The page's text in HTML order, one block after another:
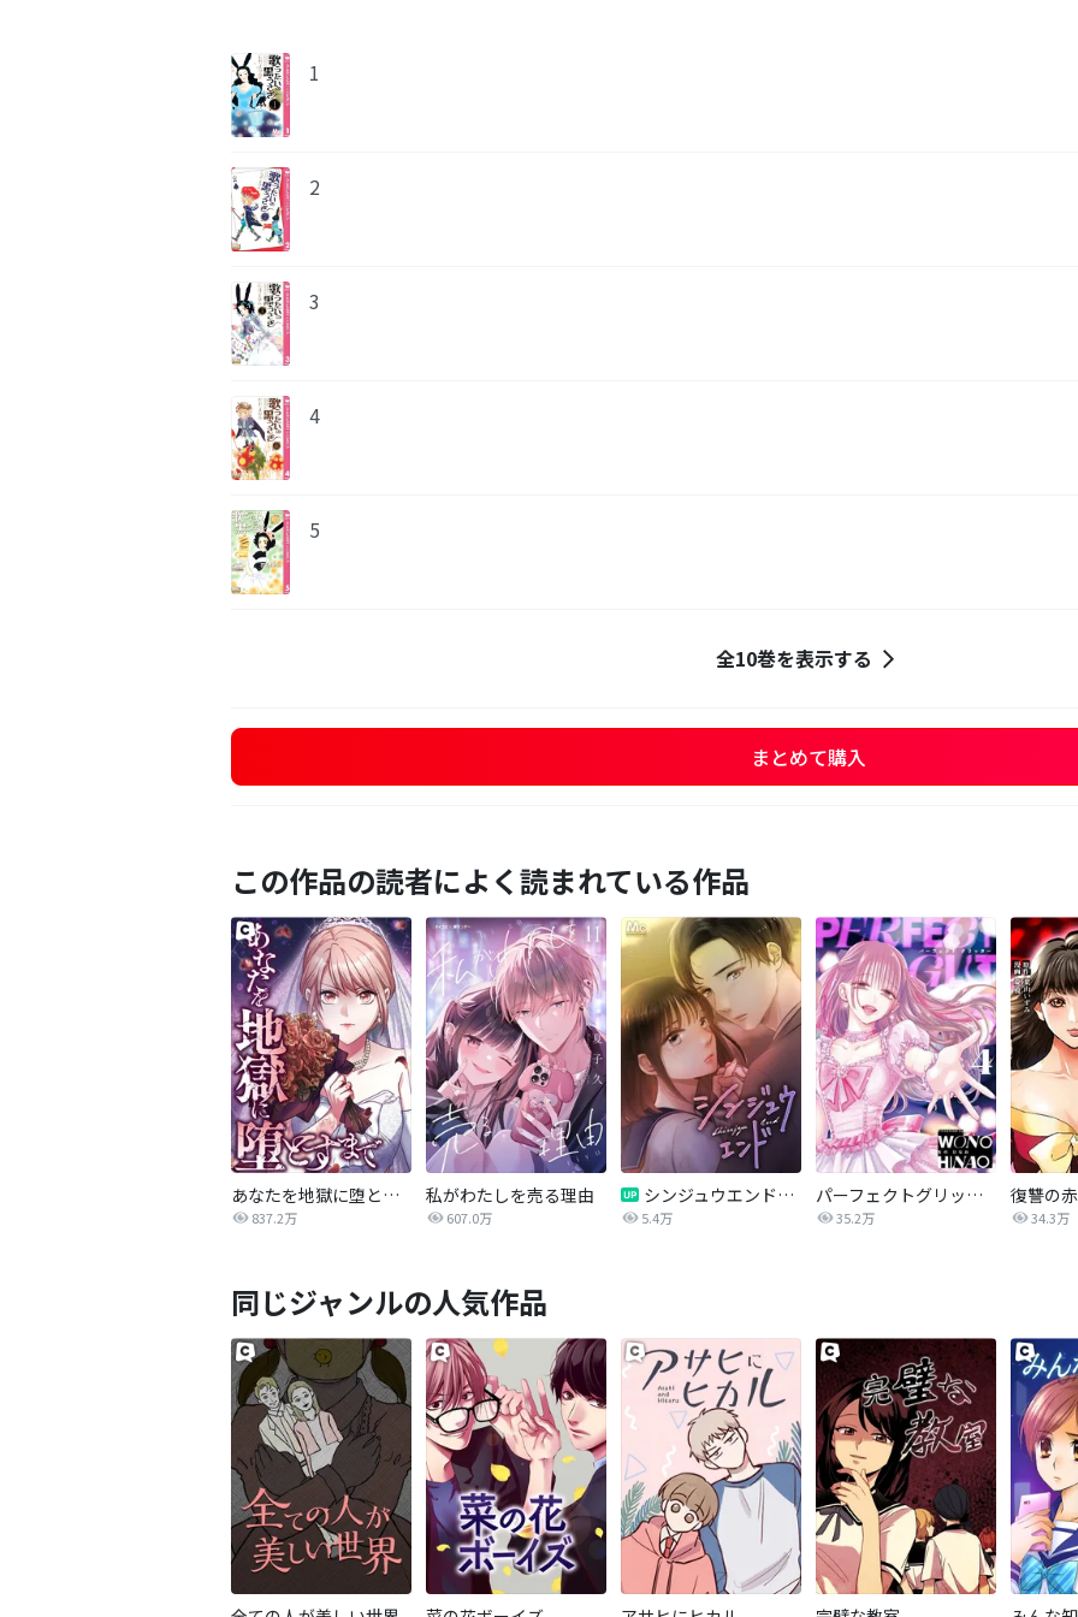
1
2
3
4
5
全10巻を表示する
まとめて購入
この作品の読者によく読まれている作品
あなたを地獄に堕とすまで
837.2万
私がわたしを売る理由
607.0万
シンジュウエンド【タテヨミ】
5.4万
パーフェクトグリッター
35.2万 34.3万
同じジャンルの人気作品